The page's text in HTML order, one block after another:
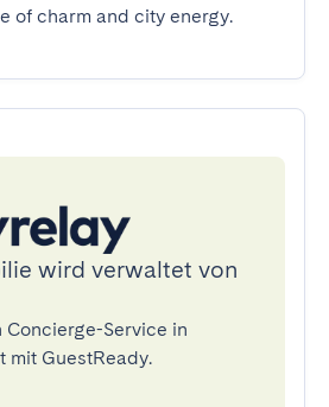
of charm and city energy.
wird verwaltet von
Concierge-Service in
mit GuestReady.